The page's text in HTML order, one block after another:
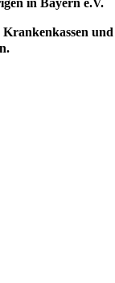
in Bayern e.V.
und